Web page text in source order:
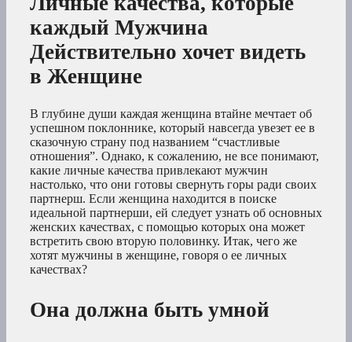
каждый Мужчина
Действительно хочет видеть
в Женщине
В глубине души каждая женщина втайне мечтает об
успешном поклоннике, который навсегда увезет ее в
сказочную страну под названием “счастливые
отношения”. Однако, к сожалению, не все понимают,
какие личные качества привлекают мужчин
настолько, что они готовы свернуть горы ради своих
партнерш. Если женщина находится в поиске
идеальной партнерши, ей следует узнать об основных
женских качествах, с помощью которых она может
встретить свою вторую половинку. Итак, чего же
хотят мужчины в женщине, говоря о ее личных
качествах?
Она должна быть умной